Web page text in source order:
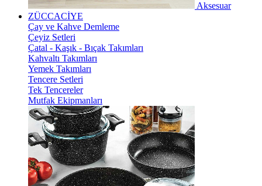
Aksesuar
ZÜCCACİYE
Çay ve Kahve Demleme
Çeyiz Setleri
Çatal - Kaşık - Bıçak Takımları
Kahvaltı Takımları
Yemek Takımları
Tencere Setleri
Tek Tencereler
Mutfak Ekipmanları